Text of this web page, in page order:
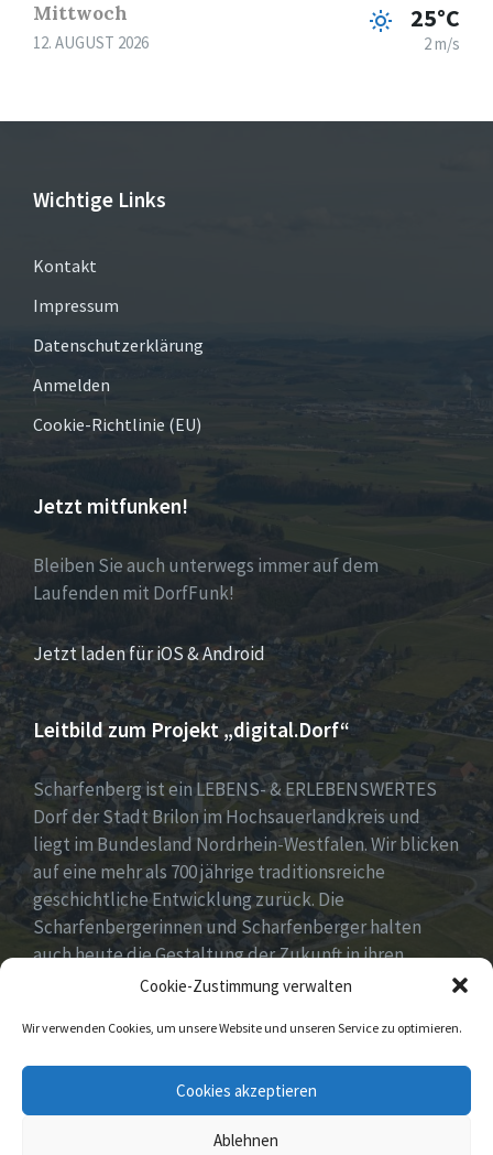
Cookie-Zustimmung verwalten
Wir verwenden Cookies, um unsere Website und unseren Service zu optimieren.
Cookies akzeptieren
Ablehnen
Mittwoch
12. AUGUST 2026
25°C
2 m/s
Wichtige Links
Kontakt
Impressum
Datenschutzerklärung
Anmelden
Cookie-Richtlinie (EU)
Jetzt mitfunken!
Bleiben Sie auch unterwegs immer auf dem
Laufenden mit DorfFunk!
Jetzt laden für iOS & Android
Leitbild zum Projekt „digital.Dorf“
Scharfenberg ist ein LEBENS- & ERLEBENSWERTES
Dorf der Stadt Brilon im Hochsauerlandkreis und
liegt im Bundesland Nordrhein-Westfalen. Wir blicken
auf eine mehr als 700 jährige traditionsreiche
geschichtliche Entwicklung zurück. Die
Scharfenbergerinnen und Scharfenberger halten
auch heute die Gestaltung der Zukunft in ihren
Händen mit neuen, innovativen und kreativen Ideen
Moderne – Geschichte & Gegenwart“!
Unsere Idee: Menschen vor Ort verbinden mit
digitaler Transformation!